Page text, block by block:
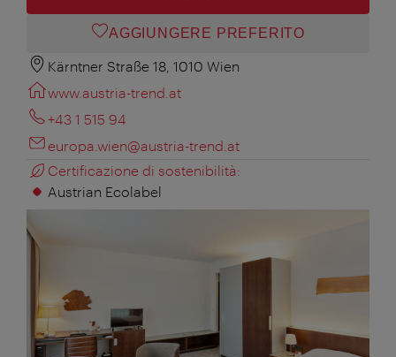
AGGIUNGERE PREFERITO
Kärntner Straße 18, 1010 Wien
www.austria-trend.at
+43 1 515 94
europa.wien@austria-trend.at
Certificazione di sostenibilità:
Austrian Ecolabel